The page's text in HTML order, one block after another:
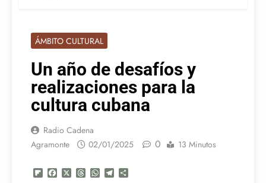
ÁMBITO CULTURAL
Un año de desafíos y
realizaciones para la
cultura cubana
Radio Cadena
Agramonte
02/01/2025 0 13 Minutos
Flipboard
FacebookThreadsWhatsApp
Telegram